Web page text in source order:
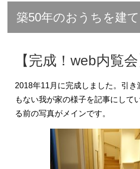
築50年のおうちを建て
【完成！web内覧会
2018年11月に完成しました。引き
もない我が家の様子を記事にして
る前の写真がメインです。